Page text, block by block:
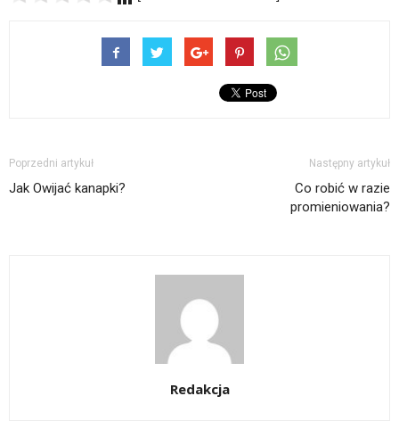
Poprzedni artykuł
Jak Owijać kanapki?
Następny artykuł
Co robić w razie
promieniowania?
Redakcja